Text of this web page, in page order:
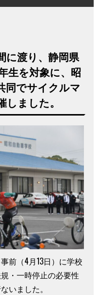
に渡り、静岡県
生を対象に、昭
同でサイクルマ
ました。
前（4月13日）に学校
・一時停止の必要性
いました。